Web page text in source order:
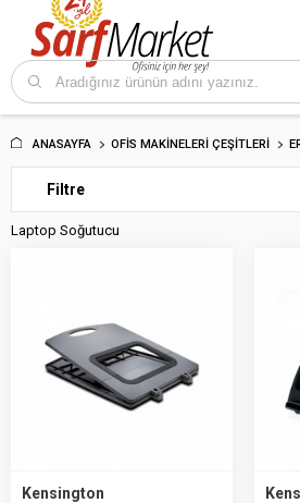
5000 TL ve Üzeri Alışverişlerde İstanbul
ve Trakya İçin
ANASAYFA OFIS MAKINELERI ÇEŞITLERI
Filtre
Laptop Soğutucu
Kensington